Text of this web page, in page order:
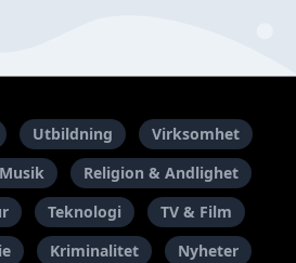
Utbildning
Virksomhet
Musik
Religion & Andlighet
Teknologi
TV & Film
Kriminalitet Nyheter